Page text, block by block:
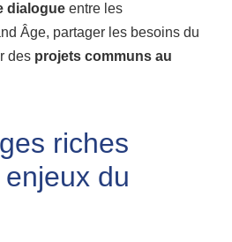
dialogue entre les
Âge, partager les besoins du
des projets communs au
riches
du